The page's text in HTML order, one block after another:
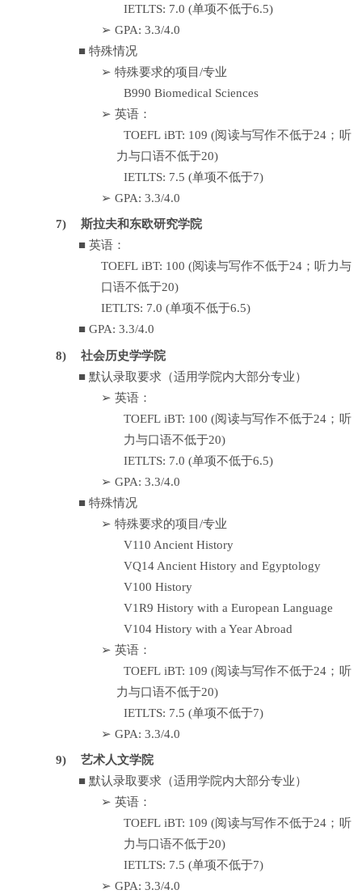
IETLTS: 7.0 (单项不低于6.5)
➢ GPA: 3.3/4.0
■ 特殊情况
➢ 特殊要求的项目/专业
B990 Biomedical Sciences
➢ 英语：
TOEFL iBT: 109 (阅读与写作不低于24 ；听
力与口语不低于20)
IETLTS: 7.5 (单项不低于7)
➢ GPA: 3.3/4.0
7)
斯拉夫和东欧研究学院
■ 英语：
TOEFL iBT: 100 (阅读与写作不低于24 ；听力与
口语不低于20)
IETLTS: 7.0 (单项不低于6.5)
■ GPA: 3.3/4.0
8)
社会历史学学院
■ 默认录取要求（适用学院内大部分专业）
➢ 英语：
TOEFL iBT: 100 (阅读与写作不低于24 ；听
力与口语不低于20)
IETLTS: 7.0 (单项不低于6.5)
➢ GPA: 3.3/4.0
■ 特殊情况
➢ 特殊要求的项目/专业
V110 Ancient History
VQ14 Ancient History and Egyptology
V100 History
V1R9 History with a European Language
V104 History with a Year Abroad
➢ 英语：
TOEFL iBT: 109 (阅读与写作不低于24 ；听
力与口语不低于20)
IETLTS: 7.5 (单项不低于7)
➢ GPA: 3.3/4.0
9)
艺术人文学院
■ 默认录取要求（适用学院内大部分专业）
➢ 英语：
TOEFL iBT: 109 (阅读与写作不低于24 ；听
力与口语不低于20)
IETLTS: 7.5 (单项不低于7)
➢ GPA: 3.3/4.0